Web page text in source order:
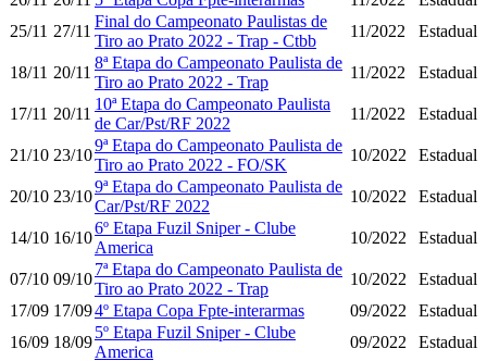
25/11 27/11
Final do Campeonato Paulistas de
Tiro ao Prato 2022 - Trap - Ctbb
11/2022 Estadual
18/11 20/11
8ª Etapa do Campeonato Paulista de
Tiro ao Prato 2022 - Trap
11/2022 Estadual
17/11 20/11
10ª Etapa do Campeonato Paulista
de Car/Pst/RF 2022
11/2022 Estadual
21/10 23/10
9ª Etapa do Campeonato Paulista de
Tiro ao Prato 2022 - FO/SK
10/2022 Estadual
20/10 23/10
9ª Etapa do Campeonato Paulista de
Car/Pst/RF 2022
10/2022 Estadual
14/10 16/10
6º Etapa Fuzil Sniper - Clube
America
10/2022 Estadual
07/10 09/10
7ª Etapa do Campeonato Paulista de
Tiro ao Prato 2022 - Trap
10/2022
Estadual
17/09 17/094º Etapa Copa Fpte-interarmas 09/2022
Estadual
16/09 18/09
5º Etapa Fuzil Sniper - Clube
America
09/2022 Estadual